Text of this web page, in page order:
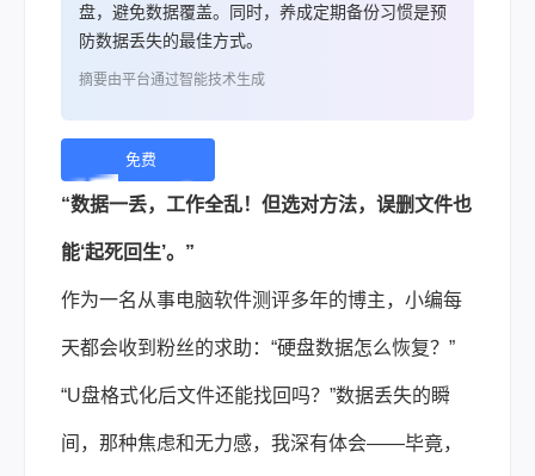
盘，避免数据覆盖。同时，养成定期备份习惯是预
防数据丢失的最佳方式。
摘要由平台通过智能技术生成
免费
下
载 |
“数据一丢，工作全乱！但选对方法，误删文件也
能‘起死回生’。”
作为一名从事电脑软件测评多年的博主，小编每
天都会收到粉丝的求助：“硬盘数据怎么恢复？”
“U盘格式化后文件还能找回吗？”数据丢失的瞬
间，那种焦虑和无力感，我深有体会——毕竟，